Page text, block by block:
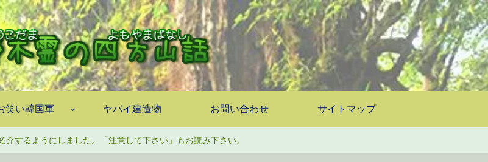
笑い韓国軍 ヤバイ建造物 お問い合わせ サイトマップ
介するようにしました。「注意して下さい」もお読み下さい。